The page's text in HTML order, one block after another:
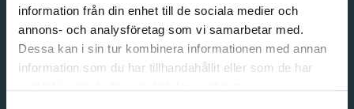
information från din enhet till de sociala medier och
annons- och analysföretag som vi samarbetar med.
Dessa kan i sin tur kombinera informationen med annan
information som du har tillhandahållit eller som de har
Email address